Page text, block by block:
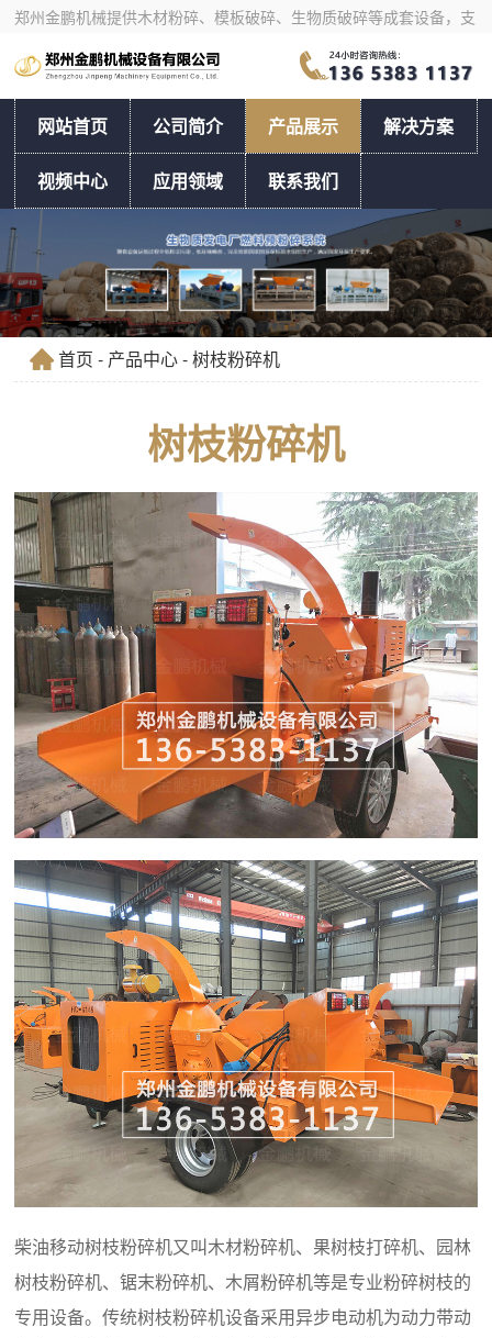
郑州金鹏机械提供木材粉碎、模板破碎、生物质破碎等成套设备，支
持物料试机、产量核算与工艺选型。
网站首页 公司简介 产品展示 解决方案
视频中心 应用领域 联系我们
首页 - 产品中心- 树枝粉碎机
树枝粉碎机
柴油移动树枝粉碎机又叫木材粉碎机、果树枝打碎机、园林
树枝粉碎机、锯末粉碎机、木屑粉碎机等是专业粉碎树枝的
专用设备。传统树枝粉碎机设备采用异步电动机为动力带动